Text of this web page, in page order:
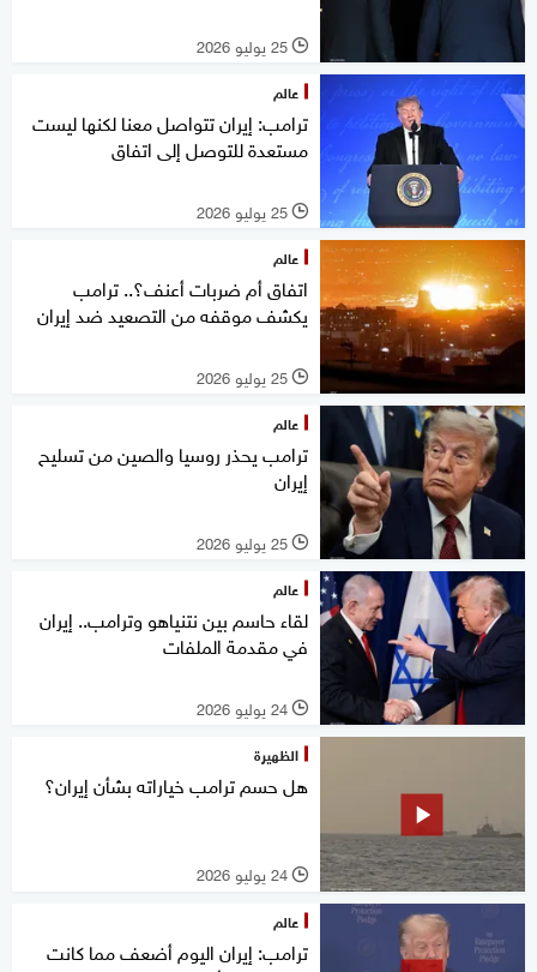
l 25 يوليو 2026
عالم
ترامب: إيران تتواصل معنا لكنها ليست
مستعدة للتوصل إلى اتفاق
l 25 يوليو 2026
عالم
اتفاق أم ضربات أعنف؟.. ترامب
يكشف موقفه من التصعيد ضد إيران
l 25 يوليو 2026
عالم
ترامب يحذر روسيا والصين من تسليح
إيران
l 25 يوليو 2026
عالم
لقاء حاسم بين نتنياهو وترامب.. إيران
في مقدمة الملفات
l 24 يوليو 2026
الظهيرة
هل حسم ترامب خياراته بشأن إيران؟
l 24 يوليو 2026
عالم
ترامب: إيران اليوم أضعف مما كانت